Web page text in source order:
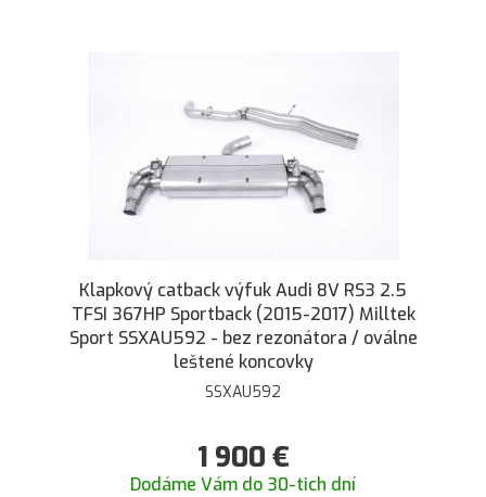
Klapkový catback výfuk Audi 8V RS3 2.5
TFSI 367HP Sportback (2015-2017) Milltek
Sport SSXAU592 - bez rezonátora / oválne
leštené koncovky
SSXAU592
1 900 €
Dodáme Vám do 30-tich dní